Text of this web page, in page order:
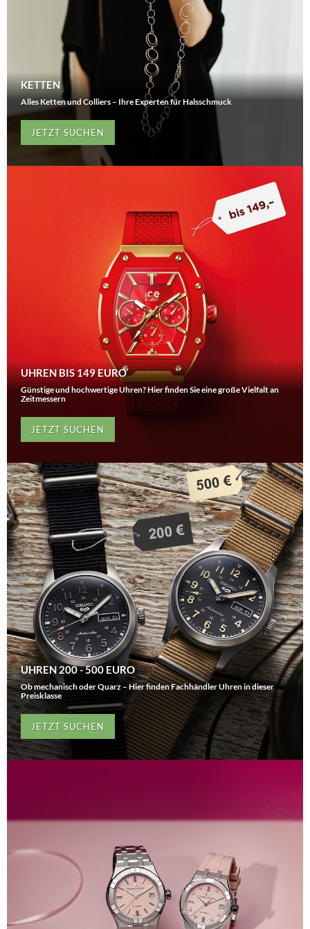
KETTEN
Alles Ketten und Colliers – Ihre Experten für Halsschmuck
JETZT SUCHEN
UHREN BIS 149 EURO
Günstige und hochwertige Uhren? Hier finden Sie eine große Vielfalt an
Zeitmessern
JETZT SUCHEN
UHREN 200 - 500 EURO
Ob mechanisch oder Quarz – Hier finden Fachhändler Uhren in dieser
Preisklasse
JETZT SUCHEN